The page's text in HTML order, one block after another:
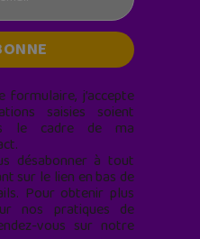
formulaire, j’accepte
saisies soient
le cadre de ma
désabonner à tout
sur le lien en bas de
Pour obtenir plus
nos pratiques de
vous sur notre